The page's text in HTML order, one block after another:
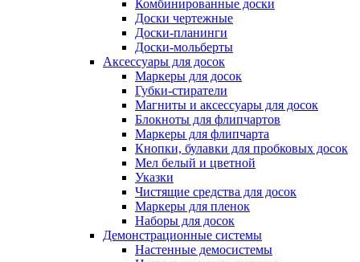
Комбинированные доски
Доски чертежные
Доски-планинги
Доски-мольберты
Аксессуары для досок
Маркеры для досок
Губки-стиратели
Магниты и аксессуары для досок
Блокноты для флипчартов
Маркеры для флипчарта
Кнопки, булавки для пробковых досок
Мел белый и цветной
Указки
Чистящие средства для досок
Маркеры для пленок
Наборы для досок
Демонстрационные системы
Настенные демосистемы